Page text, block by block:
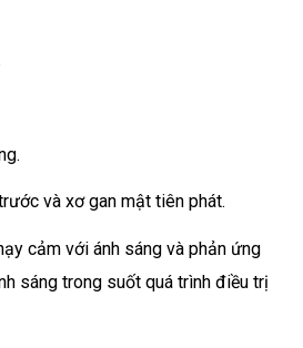
và xơ gan mật tiên phát.
cảm với ánh sáng và phản ứng
sáng trong suốt quá trình điều trị